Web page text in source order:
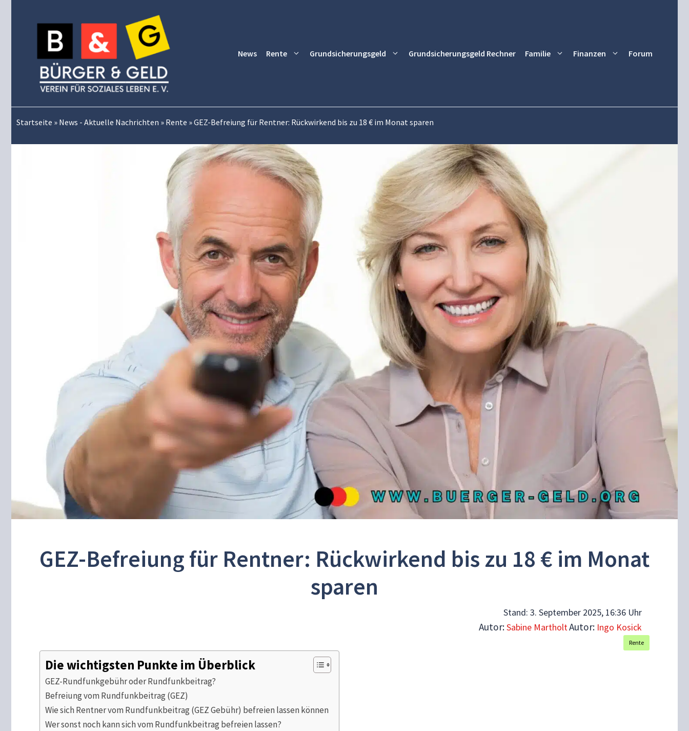
News Rente Grundsicherungsgeld Grundsicherungsgeld Rechner Familie Finanzen Forum
Startseite » News - Aktuelle Nachrichten » Rente »GEZ-Befreiung für Rentner: Rückwirkend bis zu 18 € im Monat sparen
GEZ-Befreiung für Rentner: Rückwirkend bis zu 18 € im Monat
sparen
Stand: 3. September 2025, 16:36 Uhr
Autor:Sabine MartholtAutor: Ingo Kosick
Rente
Die wichtigsten Punkte im Überblick
GEZ-Rundfunkgebühr oder Rundfunkbeitrag?
Befreiung vom Rundfunkbeitrag (GEZ)
Wie sich Rentner vom Rundfunkbeitrag (GEZ Gebühr) befreien lassen können
Wer sonst noch kann sich vom Rundfunkbeitrag befreien lassen?